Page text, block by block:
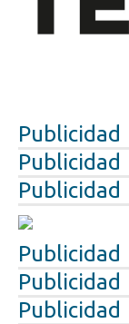
Publicidad
Publicidad
Publicidad
Publicidad
Publicidad
Publicidad